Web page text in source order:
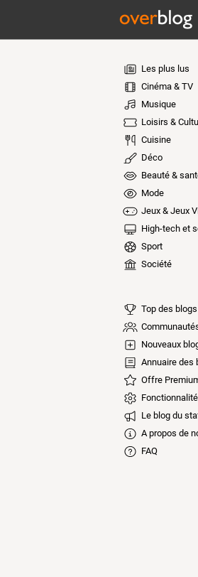
Les plus lus
Cinéma & TV
Musique
Loisirs &
Cuisine
Déco
Beauté &
Mode
Jeux & Jeux
High-tech et
Sport
Société
Top des blogs
Nouveaux
Annuaire des
Offre
Le blog du
A propos de
FAQ